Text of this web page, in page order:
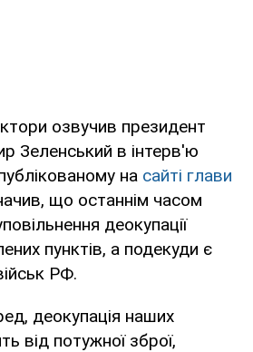
озвучив президент
Зеленський в інтерв'ю
на сайті глави
що останнім часом
деокупації
пунктів, а подекуди є
РФ.
деокупація наших
від потужної зброї,